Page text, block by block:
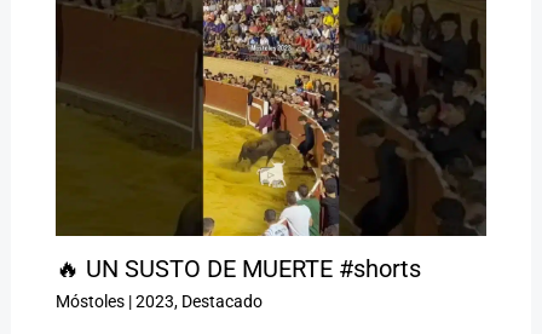
🔥 UN SUSTO DE MUERTE #shorts
Móstoles|2023, Destacado